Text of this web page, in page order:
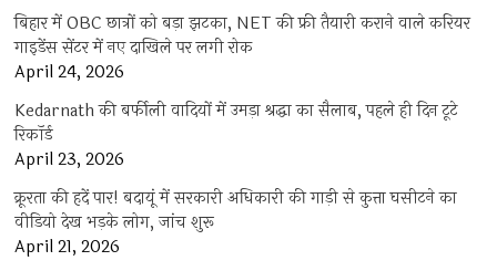
बिहार में OBC छात्रों को बड़ा झटका, NET की फ्री तैयारी कराने वाले करियर
गाइडेंस सेंटर में नए दाखिले पर लगी रोक
April 24, 2026
Kedarnath की बर्फीली वादियों में उमड़ा श्रद्धा का सैलाब, पहले ही दिन टूटे
रिकॉर्ड
April 23, 2026
क्रूरता की हदें पार! बदायूं में सरकारी अधिकारी की गाड़ी से कुत्ता घसीटने का
वीडियो देख भड़के लोग, जांच शुरू
April 21, 2026